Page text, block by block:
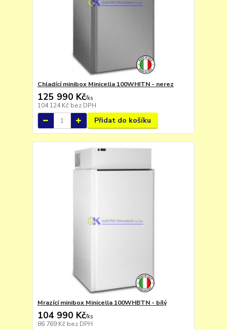
Chladící minibox Minicella 100WHITN - nerez
125 990 Kč/ks
104 124 Kč bez DPH
Přidat do košíku
Mrazící minibox Minicella 100WHBTN - bílý
104 990 Kč/ks
86 769 Kč bez DPH